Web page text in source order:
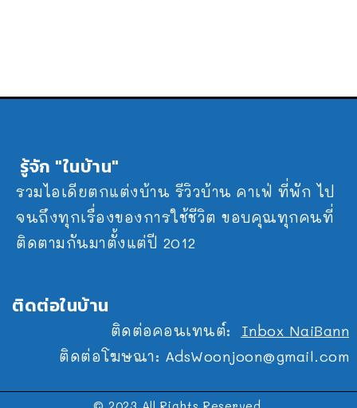
รู้จัก "ในบ้าน"
รวมไอเดียตกแต่งบ้าน รีวิวบ้าน คาเฟ่ ที่พัก ไป
จนถึงทุกเรื่องของการใช้ชีวิต ขอบคุณทุกคนที่
ติดตามกันมาตั้งแต่ปี 2012
ติดต่อในบ้าน
ติดต่อคอนเทนต์: Inbox NaiBann
ติดต่อโฆษณา: AdsWoonjoon@gmail.com